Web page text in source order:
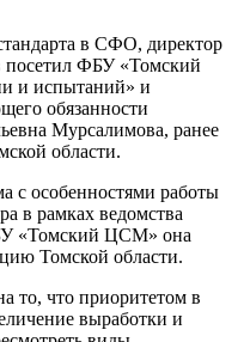
в СФО, директор
ФБУ «Томский
и испытаний» и
обязанности
Мурсалимова, ранее
области.
с особенностями работы
в рамках ведомства
«Томский ЦСМ» она
Томской области.
то, что приоритетом в
выработки и